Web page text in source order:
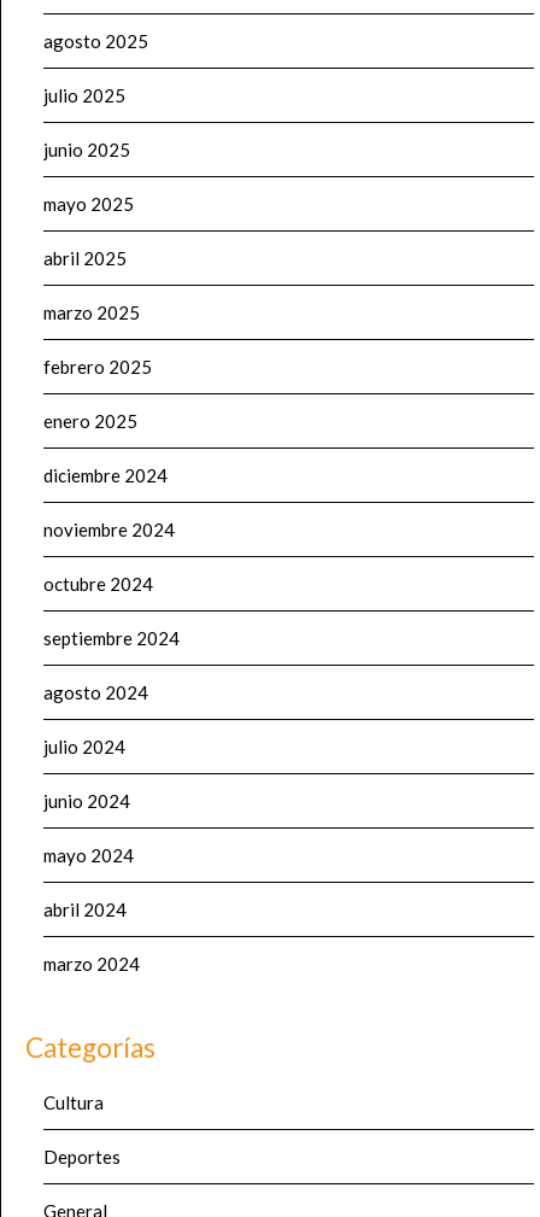
agosto 2025
julio 2025
junio 2025
mayo 2025
abril 2025
marzo 2025
febrero 2025
enero 2025
diciembre 2024
noviembre 2024
octubre 2024
septiembre 2024
agosto 2024
julio 2024
junio 2024
mayo 2024
abril 2024
marzo 2024
Categorías
Cultura
Deportes
General